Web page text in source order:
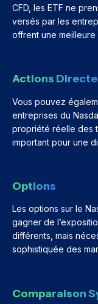
CFD, les ETF ne
versés par les
offrent une
Actions
Vous pouvez
entreprises du
propriété réelle des
important pour une
Options
Les options sur le
gagner de
différents, mais
sophistiquée des
Comparaison